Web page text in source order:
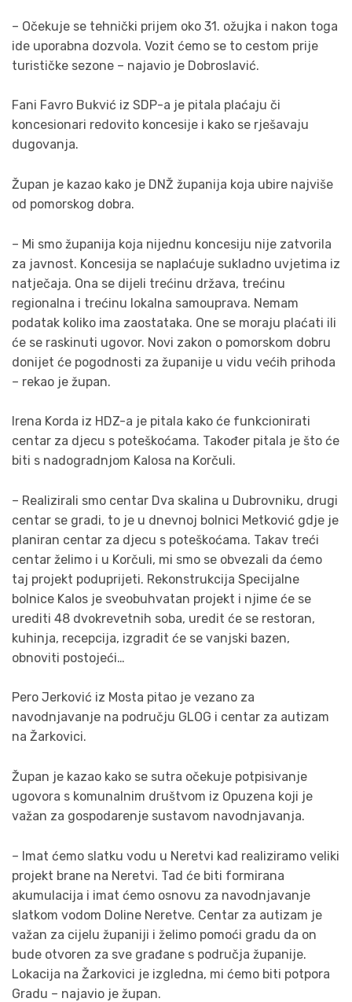
– Očekuje se tehnički prijem oko 31. ožujka i nakon toga
ide uporabna dozvola. Vozit ćemo se to cestom prije
turističke sezone – najavio je Dobroslavić.
Fani Favro Bukvić iz SDP-a je pitala plaćaju či
koncesionari redovito koncesije i kako se rješavaju
dugovanja.
Župan je kazao kako je DNŽ županija koja ubire najviše
od pomorskog dobra.
– Mi smo županija koja nijednu koncesiju nije zatvorila
za javnost. Koncesija se naplaćuje sukladno uvjetima iz
natječaja. Ona se dijeli trećinu država, trećinu
regionalna i trećinu lokalna samouprava. Nemam
podatak koliko ima zaostataka. One se moraju plaćati ili
će se raskinuti ugovor. Novi zakon o pomorskom dobru
donijet će pogodnosti za županije u vidu većih prihoda
– rekao je župan.
Irena Korda iz HDZ-a je pitala kako će funkcionirati
centar za djecu s poteškoćama. Također pitala je što će
biti s nadogradnjom Kalosa na Korčuli.
– Realizirali smo centar Dva skalina u Dubrovniku, drugi
centar se gradi, to je u dnevnoj bolnici Metković gdje je
planiran centar za djecu s poteškoćama. Takav treći
centar želimo i u Korčuli, mi smo se obvezali da ćemo
taj projekt poduprijeti. Rekonstrukcija Specijalne
bolnice Kalos je sveobuhvatan projekt i njime će se
urediti 48 dvokrevetnih soba, uredit će se restoran,
kuhinja, recepcija, izgradit će se vanjski bazen,
obnoviti postojeći…
Pero Jerković iz Mosta pitao je vezano za
navodnjavanje na području GLOG i centar za autizam
na Žarkovici.
Župan je kazao kako se sutra očekuje potpisivanje
ugovora s komunalnim društvom iz Opuzena koji je
važan za gospodarenje sustavom navodnjavanja.
– Imat ćemo slatku vodu u Neretvi kad realiziramo veliki
projekt brane na Neretvi. Tad će biti formirana
akumulacija i imat ćemo osnovu za navodnjavanje
slatkom vodom Doline Neretve. Centar za autizam je
važan za cijelu županiji i želimo pomoći gradu da on
bude otvoren za sve građane s područja županije.
Lokacija na Žarkovici je izgledna, mi ćemo biti potpora
Gradu – najavio je župan.